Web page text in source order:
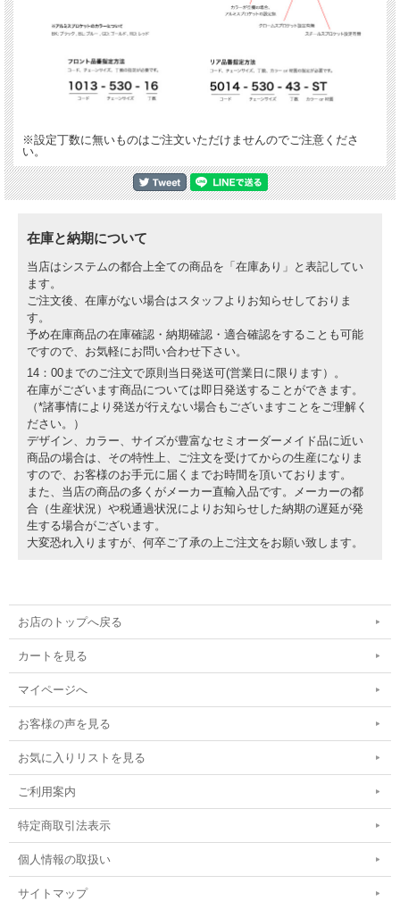
※設定丁数に無いものはご注文いただけませんのでご注意くださ
い。
在庫と納期について
当店はシステムの都合上全ての商品を「在庫あり」と表記してい
ます。
ご注文後、在庫がない場合はスタッフよりお知らせしておりま
す。
予め在庫商品の在庫確認・納期確認・適合確認をすることも可能
ですので、お気軽にお問い合わせ下さい。
14：00までのご注文で原則当日発送可(営業日に限ります）。
在庫がございます商品については即日発送することができます。
（*諸事情により発送が行えない場合もございますことをご理解く
ださい。）
デザイン、カラー、サイズが豊富なセミオーダーメイド品に近い
商品の場合は、その特性上、ご注文を受けてからの生産になりま
すので、お客様のお手元に届くまでお時間を頂いております。
また、当店の商品の多くがメーカー直輸入品です。メーカーの都
合（生産状況）や税通過状況によりお知らせした納期の遅延が発
生する場合がございます。
大変恐れ入りますが、何卒ご了承の上ご注文をお願い致します。
お店のトップへ戻る
カートを見る
マイページへ
お客様の声を見る
お気に入りリストを見る
ご利用案内
特定商取引法表示
個人情報の取扱い
サイトマップ